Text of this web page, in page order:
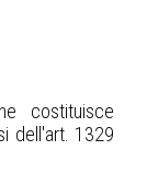
costituisce
dell'art. 1329